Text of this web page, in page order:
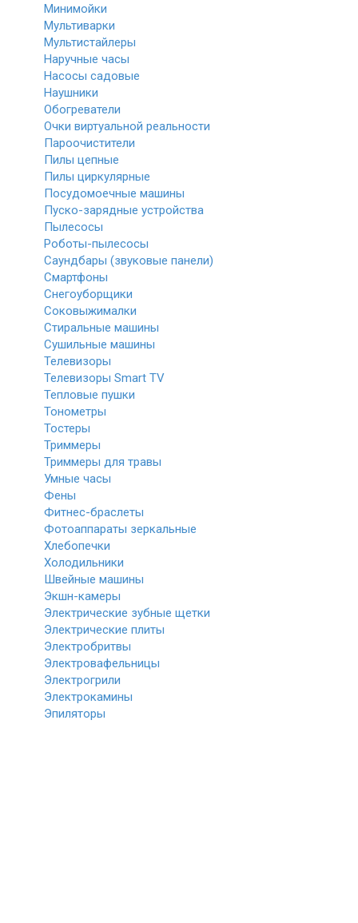
Минимойки
Мультиварки
Мультистайлеры
Наручные часы
Насосы садовые
Наушники
Обогреватели
Очки виртуальной реальности
Пароочистители
Пилы цепные
Пилы циркулярные
Посудомоечные машины
Пуско-зарядные устройства
Пылесосы
Роботы-пылесосы
Саундбары (звуковые панели)
Смартфоны
Снегоуборщики
Соковыжималки
Стиральные машины
Сушильные машины
Телевизоры
Телевизоры Smart TV
Тепловые пушки
Тонометры
Тостеры
Триммеры
Триммеры для травы
Умные часы
Фены
Фитнес-браслеты
Фотоаппараты зеркальные
Хлебопечки
Холодильники
Швейные машины
Экшн-камеры
Электрические зубные щетки
Электрические плиты
Электробритвы
Электровафельницы
Электрогрили
Электрокамины
Эпиляторы